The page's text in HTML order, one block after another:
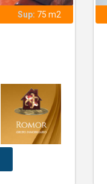
Sup: 75 m2